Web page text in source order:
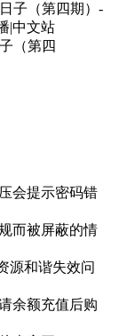
（第四
会提示密码错
而被屏蔽的情
源和谐失效问
余额充值后购